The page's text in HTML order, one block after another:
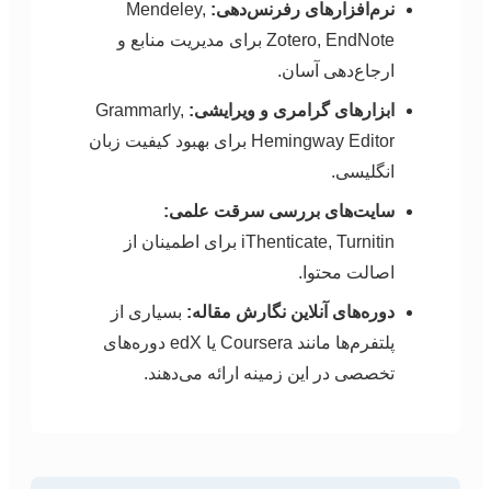
نرم‌افزارهای رفرنس‌دهی: Mendeley,
Zotero, EndNote برای مدیریت منابع و
ارجاع‌دهی آسان.
ابزارهای گرامری و ویرایشی: Grammarly,
Hemingway Editor برای بهبود کیفیت زبان
انگلیسی.
سایت‌های بررسی سرقت علمی:
iThenticate, Turnitin برای اطمینان از
اصالت محتوا.
دوره‌های آنلاین نگارش مقاله: بسیاری از
پلتفرم‌ها مانند Coursera یا edX دوره‌های
تخصصی در این زمینه ارائه می‌دهند.